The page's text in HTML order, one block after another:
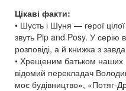
Цікаві факти:
• Шусть і Шуня — герої цілої
звуть Pip and Posy. У серію
розповіді, а й книжка з
• Хрещеним батьком наших
відомий перекладач
моє будівництво», «Потяг-